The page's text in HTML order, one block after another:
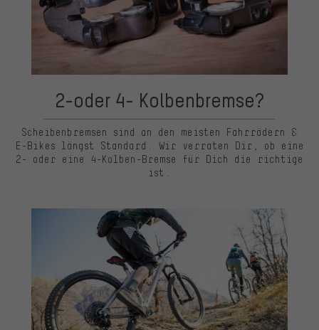
2-oder 4- Kolbenbremse?
Scheibenbremsen sind an den meisten Fahrrädern &
E-Bikes längst Standard. Wir verraten Dir, ob eine
2- oder eine 4-Kolben-Bremse für Dich die richtige
ist.